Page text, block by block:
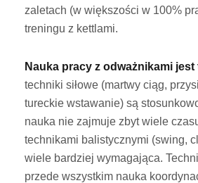
zaletach (w większości w 100%
treningu z kettlami.
Nauka pracy z odważnikami jest
techniki siłowe (martwy ciąg,
tureckie wstawanie) są
nauka nie zajmuje zbyt wiele
technikami balistycznymi (swing,
wiele bardziej wymagająca.
przede wszystkim nauka